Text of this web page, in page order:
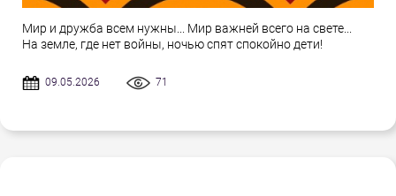
Мир и дружба всем нужны... Мир важней всего на свете...
На земле, где нет войны, ночью спят спокойно дети!
09.05.2026 71